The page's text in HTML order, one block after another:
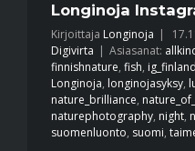
Longinoja
Kirjoittaja Longinoja |
Digivirta | Asiasanat:
finnishnature, fish, ig_finland
Longinoja, longinojasyksy,
nature_brilliance,
naturephotography, night,
suomenluonto, suomi,